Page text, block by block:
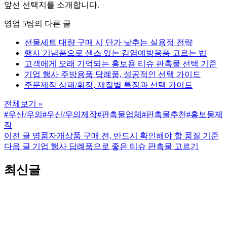
앞선 선택지를 소개합니다.
영업 5팀의 다른 글
선물세트 대량 구매 시 단가 낮추는 실용적 전략
행사 기념품으로 센스 있는 감염예방용품 고르는 법
고객에게 오래 기억되는 홍보용 티슈 판촉물 선택 기준
기업 행사 주방용품 답례품, 성공적인 선택 가이드
주문제작 상패/휘장, 재질별 특징과 선택 가이드
전체보기 »
#우산/우의 #우산/우의제작#판촉물업체 #판촉물추천#홍보물제
작
이전 글 명품자개상품 구매 전, 반드시 확인해야 할 품질 기준
다음 글 기업 행사 답례품으로 좋은 티슈 판촉물 고르기
최신글